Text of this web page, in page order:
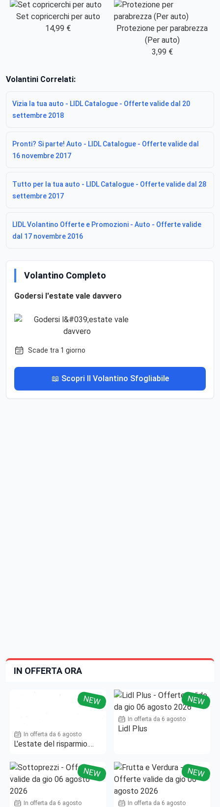
Set copricerchi per auto
14,99 €
Protezione per parabrezza
(Per auto)
3,99 €
Volantini Correlati:
Vizia la tua auto - LIDL Catalogue - Offerte valide dal 20
settembre 2018
Pronti? Si parte! Auto - LIDL Catalogue - Offerte valide dal
16 novembre 2017
Tutto per la tua auto - LIDL Catalogue - Offerte valide dal 28
settembre 2017
LIDL Volantino Offerte e Promozioni - Auto - Offerte valide
dal 17 novembre 2016
Volantino Completo
Godersi l'estate vale davvero
Scade tra 1 giorno
📖 Scopri Il Volantino Sfogliabile
IN OFFERTA ORA
NEW
In offerta da 6 agosto
L'estate del risparmio.
NEW
In offerta da 6 agosto
Lidl Plus
NEW
In offerta da 6 agosto
NEW
In offerta da 6 agosto